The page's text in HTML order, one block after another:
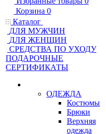
Корзина 0
Каталог
ДЛЯ МУЖЧИН
ДЛЯ ЖЕНЩИН
CРЕДСТВА ПО УХОДУ
ПОДАРОЧНЫЕ
СЕРТИФИКАТЫ
ОДЕЖДА
Костюмы
Брюки
Верхняя
одежда